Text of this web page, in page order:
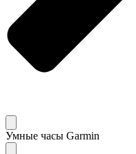
Умные часы Garmin